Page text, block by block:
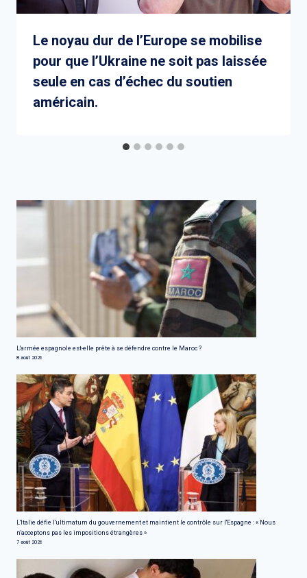
Le noyau dur de l’Europe se mobilise
pour que l’Ukraine ne soit pas laissée
seule en cas d’échec du soutien
américain.
L'armée espagnole est-elle prête à se défendre contre le Maroc ?
8 août 2026
L'Italie défie l'ultimatum du gouvernement et maintient le contrôle sur l'Espagne : « Nous
n'acceptons pas les impositions étrangères »
7 août 2026